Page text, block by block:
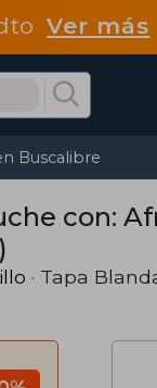
dtoVer más
Buscalibre
con:
· Tapa